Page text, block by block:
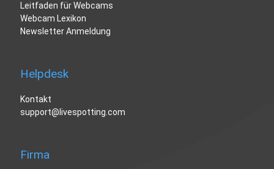
Leitfaden für Webcams
Webcam Lexikon
Newsletter Anmeldung
Helpdesk
Kontakt
support@livespotting.com
Firma